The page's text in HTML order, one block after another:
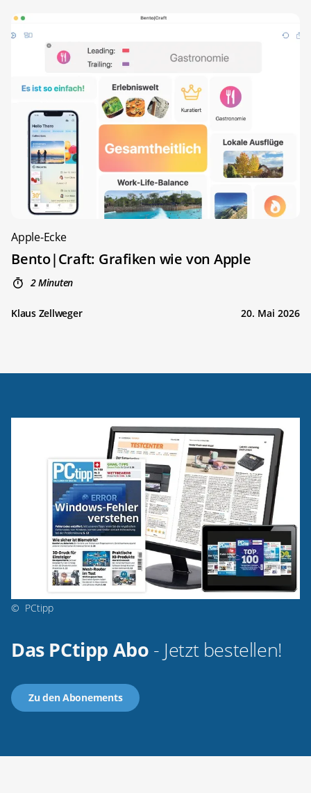
Apple-Ecke
Bento|Craft: Grafiken wie von Apple
2 Minuten
Klaus Zellweger 20. Mai 2026
© PCtipp
Das PCtipp Abo - Jetzt bestellen!
Zu den Abonements